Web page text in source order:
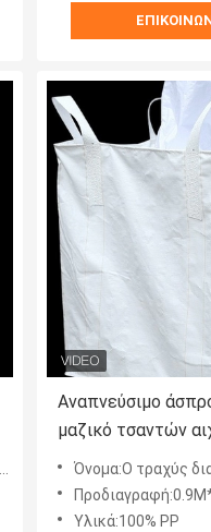
Αναπνεύσιμο
μαζικό τσαντών
αντι κατώτατο
γήρανσης Duffle
Όνομα:Ο τραχύς διαγώνιος όγκος γωνιών
Υλικά:100% PP